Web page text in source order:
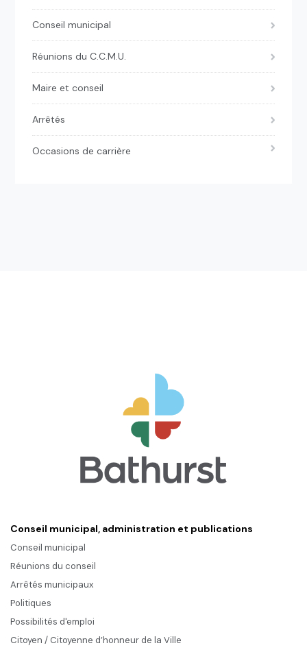
Conseil municipal
Réunions du C.C.M.U.
Maire et conseil
Arrêtés
Occasions de carrière
Conseil municipal, administration et publications
Conseil municipal
Réunions du conseil
Arrêtés municipaux
Politiques
Possibilités d'emploi
Citoyen / Citoyenne d’honneur de la Ville